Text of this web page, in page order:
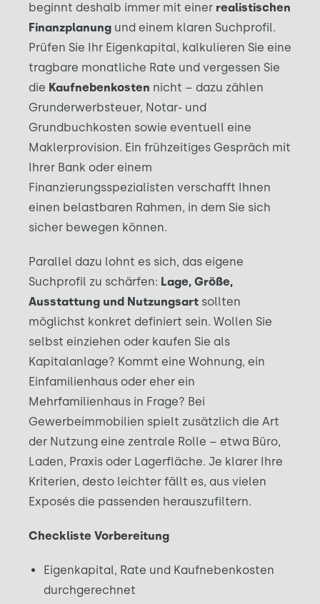
beginnt deshalb immer mit einer realistischen
Finanzplanung und einem klaren Suchprofil.
Prüfen Sie Ihr Eigenkapital, kalkulieren Sie eine
tragbare monatliche Rate und vergessen Sie
die Kaufnebenkosten nicht – dazu zählen
Grunderwerbsteuer, Notar- und
Grundbuchkosten sowie eventuell eine
Maklerprovision. Ein frühzeitiges Gespräch mit
Ihrer Bank oder einem
Finanzierungsspezialisten verschafft Ihnen
einen belastbaren Rahmen, in dem Sie sich
sicher bewegen können.
Parallel dazu lohnt es sich, das eigene
Suchprofil zu schärfen: Lage, Größe,
Ausstattung und Nutzungsart sollten
möglichst konkret definiert sein. Wollen Sie
selbst einziehen oder kaufen Sie als
Kapitalanlage? Kommt eine Wohnung, ein
Einfamilienhaus oder eher ein
Mehrfamilienhaus in Frage? Bei
Gewerbeimmobilien spielt zusätzlich die Art
der Nutzung eine zentrale Rolle – etwa Büro,
Laden, Praxis oder Lagerfläche. Je klarer Ihre
Kriterien, desto leichter fällt es, aus vielen
Exposés die passenden herauszufiltern.
Checkliste Vorbereitung
Eigenkapital, Rate und Kaufnebenkosten
durchgerechnet